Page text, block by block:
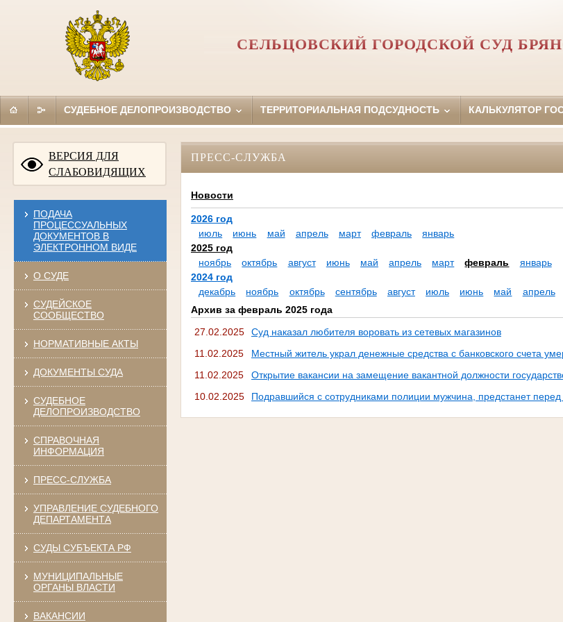
СЕЛЬЦОВСКИЙ ГОРОДСКОЙ СУД
СУДЕБНОЕ ДЕЛОПРОИЗВОДСТВО ТЕРРИТОРИАЛЬНАЯ ПОДСУДНОСТЬ КАЛЬКУЛЯТОР
ВЕРСИЯ ДЛЯ
СЛАБОВИДЯЩИХ
ПОДАЧА
ПРОЦЕССУАЛЬНЫХ
ДОКУМЕНТОВ В
ЭЛЕКТРОННОМ ВИДЕ
О СУДЕ
СУДЕЙСКОЕ
СООБЩЕСТВО
НОРМАТИВНЫЕ АКТЫ
ДОКУМЕНТЫ СУДА
СУДЕБНОЕ
ДЕЛОПРОИЗВОДСТВО
СПРАВОЧНАЯ
ИНФОРМАЦИЯ
ПРЕСС-СЛУЖБА
УПРАВЛЕНИЕ СУДЕБНОГО
ДЕПАРТАМЕНТА
СУДЫ СУБЪЕКТА РФ
МУНИЦИПАЛЬНЫЕ
ОРГАНЫ ВЛАСТИ
ВАКАНСИИ
ПРЕСС-СЛУЖБА
Новости
2026 год
июль
июнь май апрель март февраль
январь
2025 год
ноябрь
октябрь август июнь май апрель март февраль
январь
2024 год
декабрь
ноябрь октябрь сентябрь август июль июнь май апрель
Архив за февраль 2025 года
27.02.2025
Суд наказал любителя воровать из сетевых магазинов
11.02.2025
Местный житель украл денежные средства с банковского счета
11.02.2025
Открытие вакансии на замещение вакантной должности
10.02.2025
Подравшийся с сотрудниками полиции мужчина, предстанет перед